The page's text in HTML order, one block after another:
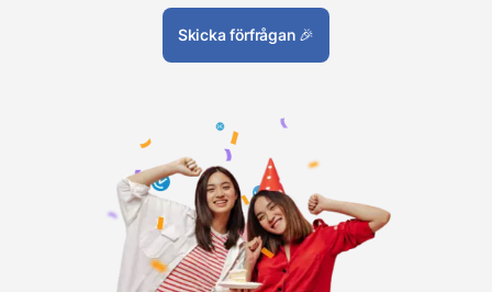
Skicka förfrågan 🎉